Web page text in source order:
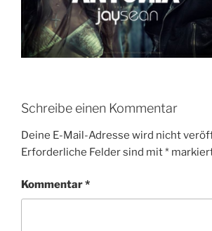
Schreibe einen Kommentar
Deine E-Mail-Adresse wird nicht
Erforderliche Felder sind mit*
Kommentar*